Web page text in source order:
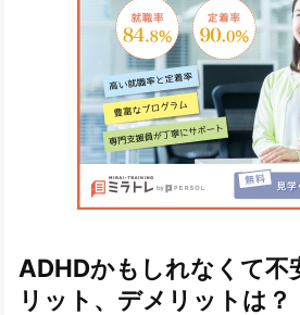
ADHDかもしれなくて不
リット、デメリットは？